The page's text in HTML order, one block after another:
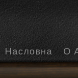
Насловна О